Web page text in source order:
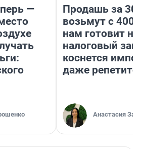
—
Продашь за
возьмут с
нам готовит
налоговый
коснется
даже
Анастасия